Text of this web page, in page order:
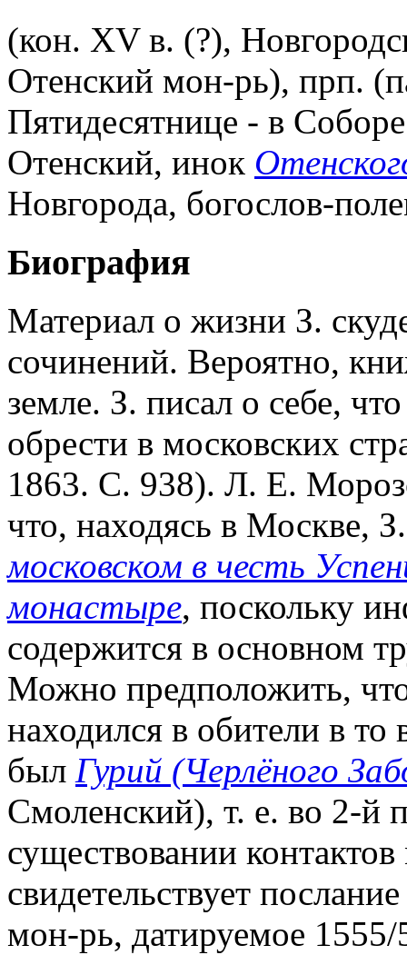
(кон. XV в. (?),
Отенский мон-рь), прп.
Пятидесятнице - в
Отенский, инок
Новгорода, богослов-
Биография
Материал о жизни З.
сочинений. Вероятно,
земле. З. писал о себе,
обрести в московских
1863. С. 938). Л. Е.
что, находясь в Москве,
московском в честь
монастыре, поскольку
содержится в основном
Можно предположить,
находился в обители в то
был Гурий (Черлёного
Смоленский), т. е. во 2-й
существовании
свидетельствует
мон-рь, датируемое 1555/